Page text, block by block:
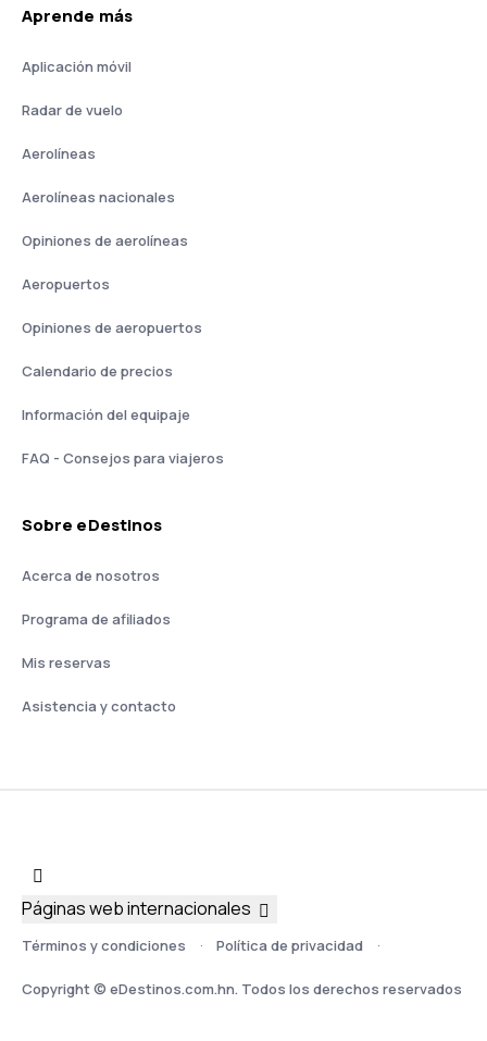
Aprende más
Aplicación móvil
Radar de vuelo
Aerolíneas
Aerolíneas nacionales
Opiniones de aerolíneas
Aeropuertos
Opiniones de aeropuertos
Calendario de precios
Información del equipaje
FAQ - Consejos para viajeros
Sobre eDestinos
Acerca de nosotros
Programa de afiliados
Mis reservas
Asistencia y contacto
Términos y condiciones Política de privacidad
Copyright © eDestinos.com.hn. Todos los derechos reservados
Páginas web internacionales